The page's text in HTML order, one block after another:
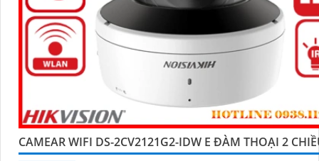
CAMEAR WIFI DS-2CV2121G2-IDW E ĐÀM THOẠI 2